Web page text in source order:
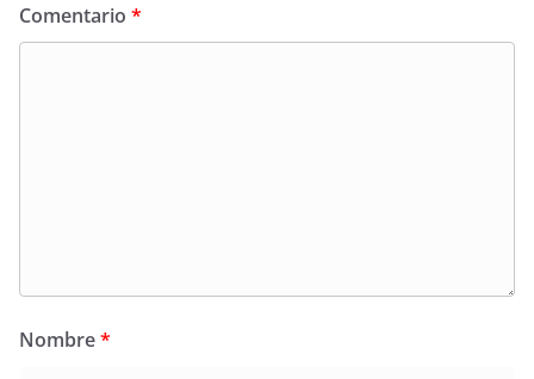
Comentario *
Nombre*